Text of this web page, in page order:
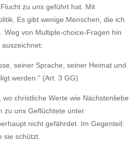
zu uns geführt hat. Mit
Es gibt wenige Menschen, die ich
Weg von Multiple-choice-Fragen hin
seiner Sprache, seiner Heimat und
werden.“ (Art. 3 GG)
christliche Werte wie Nächstenliebe
zu uns Geflüchtete unter
nicht gefährdet. Im Gegenteil:
sie schützt.